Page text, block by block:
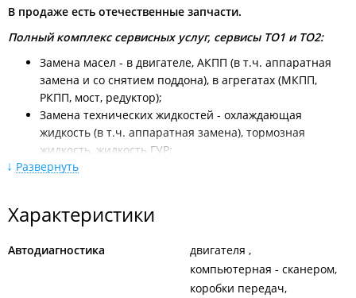
В продаже есть отечественные запчасти.
Полный комплекс сервисных услуг, сервисы ТО1 и ТО2:
Замена масел - в двигателе, АКПП (в т.ч. аппаратная
замена и со снятием поддона), в агрегатах (МКПП,
РКПП, мост, редуктор);
Замена технических жидкостей - охлаждающая
жидкость (в т.ч. аппаратная замена), тормозная
жидкость, жидкость ГУР;
Замена фильтров - воздушный, салонный, топливный
Замена колодок - дисковые, барабанные, ручного
Проточка тормозных дисков и барабанов;
Замена свечей зажигания и накаливания;
Замена приводных ремней;
Развернуть
Характеристики
Автодиагностика
двигателя
компьютерная - сканером
коробки передач